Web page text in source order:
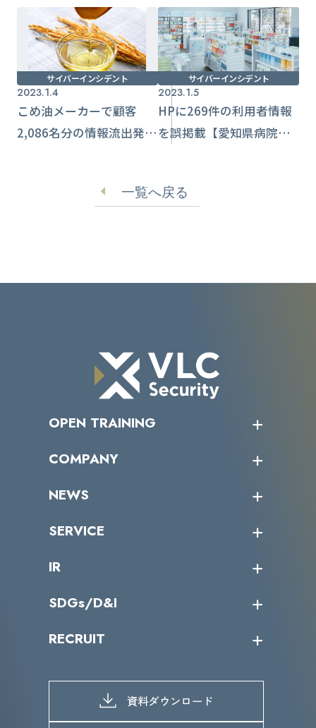
サイバーインシデント
2023.1.4
こめ油メーカーで顧客
2,086名分の情報流出発
サイバーインシデント
2023.1.5
HPに269件の利用者情報
を誤掲載【愛知県病院薬
一覧へ戻る
OPEN TRAINING
受講者の声
COMPANY
トップメッセージ
ミッション／ビジョン
パートナー企業一覧
NEWS
サイバーニュース
SERVICE
カテゴリー別サービス一覧
IR
IRカレンダー
IRライブラリー
よくあるご質問
SDGs/D&I
当グループのマテリアリティ
SDGs推進体制
D&Iの取り組み
RECRUIT
募集職種一覧
メッセージ
メンバーインタビュー
資料ダウンロード